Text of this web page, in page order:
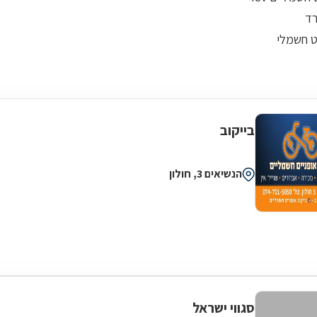
חשמלי
בייקוב
הנשיאים 3, חולון
סגווי ישראל